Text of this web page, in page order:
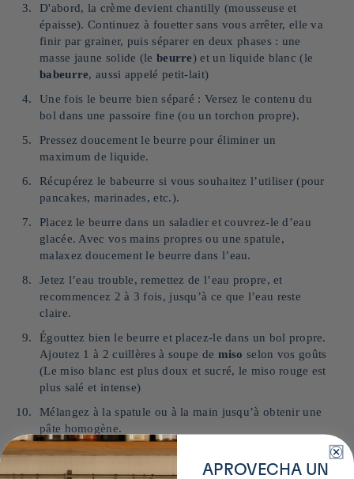
D'abord, la crème devient chantilly (mousseuse et
épaisse). Continuez à fouetter sans vous arrêter, elle va
finir par grainer, puis séparer en deux phases : une
masse jaune solide (le beurre) et un liquide blanc (le
babeurre, aussi appelé petit-lait)
Une fois le beurre bien séparé : Versez le contenu du
bol dans une passoire fine (ou un torchon propre).
Pressez doucement le beurre pour éliminer un
maximum de liquide.
Récupérez le babeurre si vous souhaitez l’utiliser (pour
pancakes, marinades, etc.).
Placez le beurre dans un saladier et couvrez-le d’eau
glacée. Avec vos mains propres ou une spatule,
malaxez doucement le beurre dans l’eau.
Jetez l’eau trouble, remettez de l’eau propre, et
recommencez 2 à 3 fois, jusqu’à ce que l’eau reste
claire.
Égouttez bien le beurre et placez-le dans un bol propre.
Ajoutez 1 à 2 cuillères à soupe de miso selon vos goûts
(Le miso blanc est plus doux et sucré, le miso rouge est
plus salé et intense)
Mélangez à la spatule ou à la main jusqu’à obtenir une
pâte homogène.
Formez le beurre au miso en petit cylindre dans du film
alimentaire, ou mettez-le dans un bocal hermétique.
APROVECHA UN